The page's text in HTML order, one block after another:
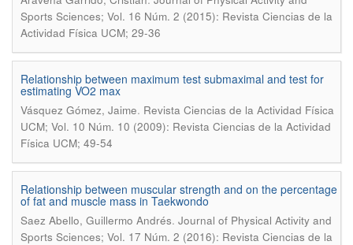
Sports Sciences; Vol. 16 Núm. 2 (2015): Revista Ciencias de la
Actividad Física UCM; 29-36
Relationship between maximum test submaximal and test for
estimating VO2 max
Vásquez Gómez, Jaime. Revista Ciencias de la Actividad Física
UCM; Vol. 10 Núm. 10 (2009): Revista Ciencias de la Actividad
Física UCM; 49-54
Relationship between muscular strength and on the percentage
of fat and muscle mass in Taekwondo
Saez Abello, Guillermo Andrés. Journal of Physical Activity and
Sports Sciences; Vol. 17 Núm. 2 (2016): Revista Ciencias de la